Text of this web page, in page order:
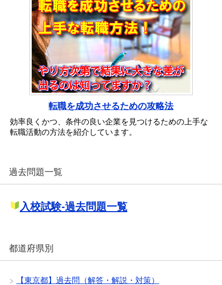
転職を成功させるための攻略法
効率良くかつ、条件の良い企業を見つけるための上手な
転職活動の方法を紹介しています。
過去問題一覧
入校試験-過去問題一覧
都道府県別
【東京都】過去問（解答・解説・対策）